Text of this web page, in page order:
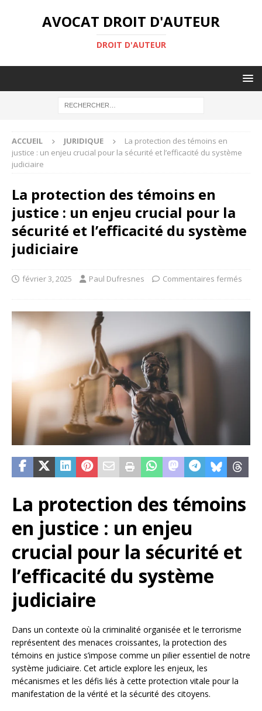
AVOCAT DROIT D'AUTEUR
DROIT D'AUTEUR
ACCUEIL JURIDIQUE
La protection des témoins en
justice : un enjeu crucial pour la sécurité et l’efficacité du système
judiciaire
La protection des témoins en
justice : un enjeu crucial pour la
sécurité et l’efficacité du système
judiciaire
février 3, 2025 Paul Dufresnes Commentaires fermés
La protection des témoins
en justice : un enjeu
crucial pour la sécurité et
l’efficacité du système
judiciaire
Dans un contexte où la criminalité organisée et le terrorisme
représentent des menaces croissantes, la protection des
témoins en justice s’impose comme un pilier essentiel de notre
système judiciaire. Cet article explore les enjeux, les
mécanismes et les défis liés à cette protection vitale pour la
manifestation de la vérité et la sécurité des citoyens.